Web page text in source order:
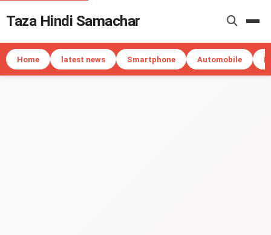
Taza Hindi Samachar
Home latest news Smartphone Automobile